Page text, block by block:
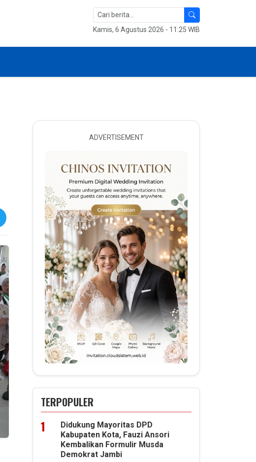
Kamis, 6 Agustus 2026 - 11:25 WIB
ADVERTISEMENT
TERPOPULER
Didukung Mayoritas DPD
Kabupaten Kota, Fauzi Ansori
Kembalikan Formulir Musda
Demokrat Jambi